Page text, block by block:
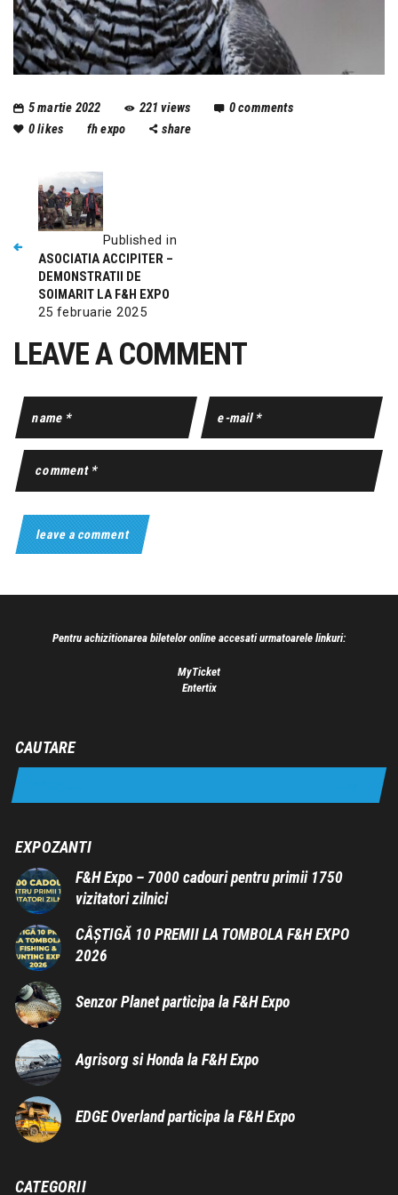
5 martie 2022 221 views 0comments
0likes fh expo share
Published in
ASOCIATIA ACCIPITER –
DEMONSTRATII DE
SOIMARIT LA F&H EXPO
25 februarie 2025
LEAVE A COMMENT
Pentru achizitionarea biletelor online accesati urmatoarele linkuri:
MyTicket
Entertix
CAUTARE
EXPOZANTI
F&H Expo – 7000 cadouri pentru primii 1750
vizitatori zilnici
CÂȘTIGĂ 10 PREMII LA TOMBOLA F&H EXPO
2026
Senzor Planet participa la F&H Expo
Agrisorg si Honda la F&H Expo
EDGE Overland participa la F&H Expo
CATEGORII